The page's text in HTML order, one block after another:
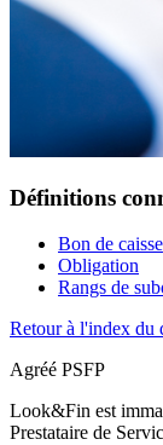
Définitions
Bon de caisse
Obligation
Rangs de
Retour à l'index du
Agréé PSFP
Look&Fin est
Prestataire de